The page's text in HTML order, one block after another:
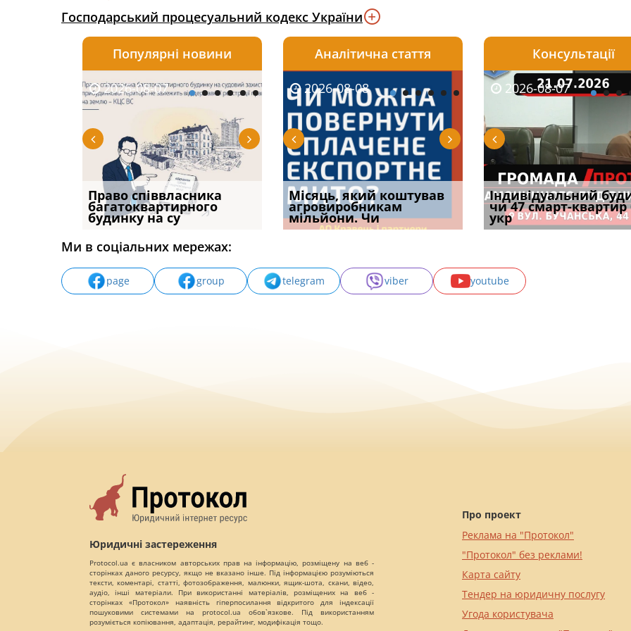
Господарський процесуальний кодекс України
Популярні новини
2026-08-07
Право співвласника
багатоквартирного
будинку на су
2026-08-06
Якщо суд встановив для
відшкодування шкоди
наявніс
2026-08-06
Документи, на яких не
проставляється
апостиль: пер
Аналітична стаття
2026-08-03
ФУНДАМЕНТАЛЬНА
ПРОБЛЕМА «СУДОВОЇ
ПРАКТИКИ», АБО ПР
2026-08-08
Місяць, який коштував
агровиробникам
мільйони. Чи
2026-08-07
Огляд практики ВС від
Ростислава Кравця, що
опублі
Консультації
2026-05-25
Штраф ТЦК при зміні
місця проживання:
розбір судов
2026-08-07
Індивідуальний
чи 47 смарт-квартир
укр
2026-07-30
Восьмий ААС
підтвердив, що
може скас
Ми в соціальних мережах:
page group telegram viber youtube
Юридичні застереження
Protocol.ua є власником авторських прав на інформацію, розміщену на веб -
сторінках даного ресурсу, якщо не вказано інше. Під інформацією розуміються
тексти, коментарі, статті, фотозображення, малюнки, ящик-шота, скани, відео,
аудіо, інші матеріали. При використанні матеріалів, розміщених на веб -
сторінках «Протокол» наявність гіперпосилання відкритого для індексації
пошуковими системами на protocol.ua обов`язкове. Під використанням
розуміється копіювання, адаптація, рерайтинг, модифікація тощо.
Про проект
Реклама на "Протокол"
"Протокол" без реклами!
Карта сайту
Тендер на юридичну послугу
Угода користувача